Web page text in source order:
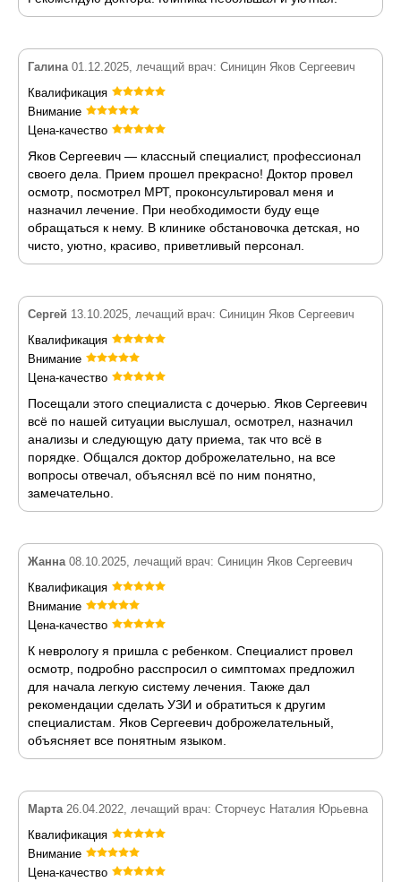
Галина01.12.2025, лечащий врач: Синицин Яков Сергеевич
Квалификация
Внимание
Цена-качество
Яков Сергеевич — классный специалист, профессионал
своего дела. Прием прошел прекрасно! Доктор провел
осмотр, посмотрел МРТ, проконсультировал меня и
назначил лечение. При необходимости буду еще
обращаться к нему. В клинике обстановочка детская, но
чисто, уютно, красиво, приветливый персонал.
Сергей 13.10.2025, лечащий врач: Синицин Яков Сергеевич
Квалификация
Внимание
Цена-качество
Посещали этого специалиста с дочерью. Яков Сергеевич
всё по нашей ситуации выслушал, осмотрел, назначил
анализы и следующую дату приема, так что всё в
порядке. Общался доктор доброжелательно, на все
вопросы отвечал, объяснял всё по ним понятно,
замечательно.
Жанна08.10.2025, лечащий врач: Синицин Яков Сергеевич
Квалификация
Внимание
Цена-качество
К неврологу я пришла с ребенком. Специалист провел
осмотр, подробно расспросил о симптомах предложил
для начала легкую систему лечения. Также дал
рекомендации сделать УЗИ и обратиться к другим
специалистам. Яков Сергеевич доброжелательный,
объясняет все понятным языком.
Марта26.04.2022, лечащий врач: Сторчеус Наталия Юрьевна
Квалификация
Внимание
Цена-качество